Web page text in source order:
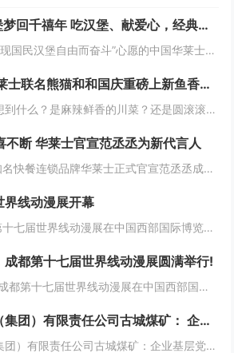
华莱士10元3堡梦回千禧年 吃汉堡、献爱心，经典好滋味回馈社会
20年前许下“为实现国民汉堡自由而奋斗”心愿的中国华莱士可能没有想到，2024年华莱士汉堡价格居然“卷”出了首店开业的价格！9月1日，“2024华华汉堡节”正式开启，而此次汉堡节，华莱士也是下了“血本”来回馈「华门信徒」，10块钱就能吃到3...
正宗才对味 华莱士联名熊猫和和国庆重磅上新鱼香肉丝鸡腿堡
说到四川，你会想到什么？是麻辣鲜香的川菜？还是圆滚滚可爱的国宝“胖达”？华莱士寻味中国系列终于来到了川蜀之地，与央视动漫熊猫和和联名，9月20日重磅上新华莱士川蜀鱼香肉丝风味鸡腿堡，从舌尖出发，探寻川蜀美食的“灵魂”。中国华莱士一直秉承着传...
不断 华莱士官宣范丞丞为新代言人
2月29日，我国知名快餐连锁品牌华莱士正式官宣范丞丞成为中国华莱士的品牌代言人。配合官宣，华莱士携手范丞丞发布了全新的品牌TVC，还为范丞丞的粉丝们量身定制了“丞意满满”的惊喜，与范丞丞共同开启创意十足的“春日之旅”。“丞”至金开，共掀美食...
界线动漫展开幕
10月4日，成都第十七届世界线动漫展在中国西部国际博览城开幕。本届展会以“逐浪追风，记秋航行”为主题，涵盖品牌展商互动、主题游戏体验、沉浸主题摄影、声优大赛、电竞比赛、嘉宾签售、主题巡游和IP周边销售等核心内容。展会服务继续升级！成都第十七...
成都第十七届世界线动漫展圆满举行!
10月4日至7日，成都第十七届世界线动漫展在中国西部国际博览城成功举行。世界线动漫展是成都本土市场孕育的动漫展会，凭借独特的游戏体验和品牌展商互动内容，在年轻二次元人群好评如潮，成为了西部地区受众人数最多、规模最大的动漫展会。成都第十七届世...
山西潞安矿业（集团）有限责任公司古城煤矿： 企业基层党组织如何围绕中心工作发挥宣传赋能作用
山西潞安矿业（集团）有限责任公司古城煤矿：企业基层党组织如何围绕中心工作发挥宣传赋能作用 习近平总书记指出，做好新形势下宣传思想工作，必须自觉承担起举旗帜、聚民心、育新人、兴文化、展形象的使命任务，这为国企做好宣传思想工作提供了根...